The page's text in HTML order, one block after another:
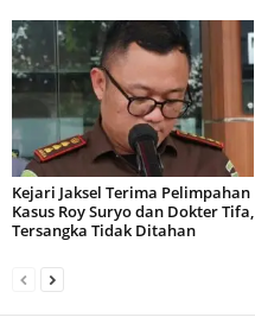
Kejari Jaksel Terima Pelimpahan
Kasus Roy Suryo dan Dokter Tifa,
Tersangka Tidak Ditahan